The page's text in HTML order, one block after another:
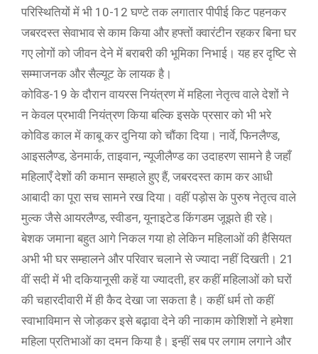
परिस्थितियों में भी 10-12 घण्टे तक लगातार पीपीई किट पहनकर
जबरदस्त सेवाभाव से काम किया और हफ्तों क्वारंटीन रहकर बिना घर
गए लोगों को जीवन देने में बराबरी की भूमिका निभाई। यह हर दृष्टि से
सम्माजनक और सैल्यूट के लायक है।
कोविड-19 के दौरान वायरस नियंत्रण में महिला नेतृत्व वाले देशों ने
न केवल प्रभावी नियंत्रण किया बल्कि इसके प्रसार को भी भरे
कोविड काल में काबू कर दुनिया को चौंका दिया। नार्वे, फिनलैण्ड,
आइसलैण्ड, डेनमार्क, ताइवान, न्यूजीलैण्ड का उदाहरण सामने है जहाँ
महिलाएँ देशों की कमान सम्हाले हुए हैं, जबरदस्त काम कर आधी
आबादी का पूरा सच सामने रख दिया। वहीं पड़ोस के पुरुष नेतृत्व वाले
मुल्क जैसे आयरलैण्ड, स्वीडन, यूनाइटेड किंगडम जूझते ही रहे।
बेशक जमाना बहुत आगे निकल गया हो लेकिन महिलाओं की हैसियत
अभी भी घर सम्हालने और परिवार चलाने से ज्यादा नहीं दिखती। 21
वीं सदी में भी दकियानूसी कहें या ज्यादती, हर कहीं महिलाओं को घरों
की चहारदीवारी में ही कैद देखा जा सकता है। कहीं धर्म तो कहीं
स्वाभाविमान से जोड़कर इसे बढ़ावा देने की नाकाम कोशिशों ने हमेशा
महिला प्रतिभाओं का दमन किया है। इन्हीं सब पर लगाम लगाने और